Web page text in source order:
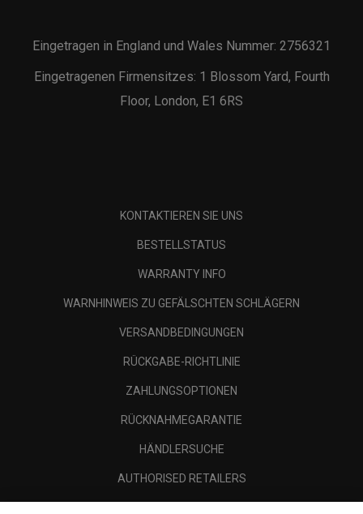
Eingetragen in England und Wales Nummer: 2756321
Eingetragenen Firmensitzes: 1 Blossom Yard, Fourth
Floor, London, E1 6RS
KONTAKTIEREN SIE UNS
BESTELLSTATUS
WARRANTY INFO
WARNHINWEIS ZU GEFÄLSCHTEN SCHLÄGERN
VERSANDBEDINGUNGEN
RÜCKGABE-RICHTLINIE
ZAHLUNGSOPTIONEN
RÜCKNAHMEGARANTIE
HÄNDLERSUCHE
AUTHORISED RETAILERS